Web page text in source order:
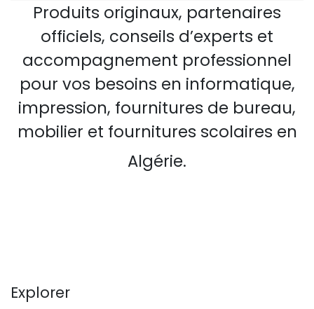
Produits originaux, partenaires
officiels, conseils d’experts et
accompagnement professionnel
pour vos besoins en informatique,
impression, fournitures de bureau,
mobilier et fournitures scolaires en
Algérie.
Explorer